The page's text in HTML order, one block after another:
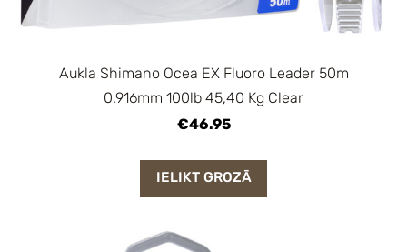
Aukla Shimano Ocea EX Fluoro Leader 50m
0.916mm 100lb 45,40 Kg Clear
€46.95
IELIKT GROZĀ